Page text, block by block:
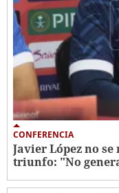
CONFERENCIA
Javier López no
triunfo: "No